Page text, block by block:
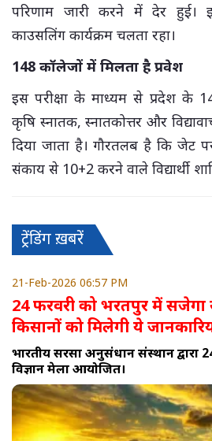
परिणाम जारी करने में देर
काउसलिंग कार्यक्रम चलता रहा।
148 कॉलेजों में मिलता है प्रवेश
इस परीक्षा के माध्यम से प्रदेश के
कृषि स्नातक, स्नातकोत्तर और
दिया जाता है। गौरतलब है कि जेट
संकाय से 10+2 करने वाले विद्यार्थी
ट्रेंडिंग ख़बरें
21-Feb-2026 06:57 PM
24 फरवरी को भरतपुर में सजेगा
किसानों को मिलेगी ये
भारतीय सरसों अनुसंधान संस्थान द्वारा
विज्ञान मेला आयोजित।